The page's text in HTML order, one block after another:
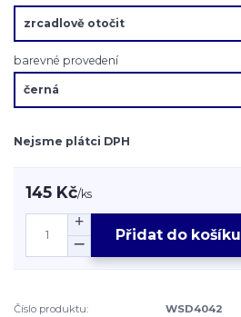
barevné provedení
Nejsme plátci DPH
145 Kč/ks
Přidat do košíku
Číslo produktu:
WSD4042